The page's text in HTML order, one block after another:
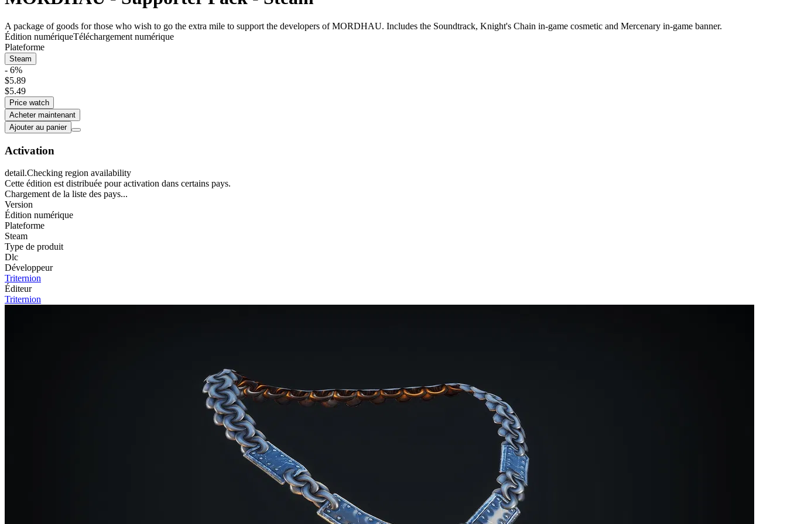
A package of goods for those who wish to go the extra mile to support the developers of MORDHAU. Includes the Soundtrack, Knight's Chain in-game cosmetic and Mercenary in-game banner.
Édition numériqueTéléchargement numérique
Plateforme
Steam
- 6%
$5.89
$5.49
Price watch
Acheter maintenant
Ajouter au panier
Activation
detail.Checking region availability
Cette édition est distribuée pour activation dans certains pays.
Chargement de la liste des pays...
Version
Édition numérique
Plateforme
Steam
Type de produit
Dlc
Développeur
Triternion
Éditeur
Triternion